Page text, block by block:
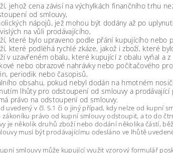
jehož cena závisí na výchylkách finančního trhu
od smlouvy,
nápojů, jež mohou být dodány až po
na vůli prodávajícího,
které bylo upraveno podle přání kupujícího nebo
které podléhá rychlé zkáze, jakož i zboží, které
v uzavřeném obalu, které kupující z obalu vyňal a
nebo obrazové nahrávky nebo počítačového
periodik nebo časopisů,
obsahu, pokud nebyl dodán na hmotném
lhůty pro odstoupení od smlouvy a
právo na odstoupení od smlouvy.
uvedený v čl. 5.1 či o jiný případ, kdy nelze od kupní
zákoníku právo od kupní smlouvy odstoupit, a to do
je několik druhů zboží nebo dodání několika částí,
musí být prodávajícímu odesláno ve lhůtě
smlouvy může kupující využit vzorový formulář